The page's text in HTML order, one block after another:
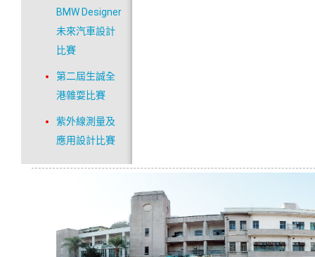
BMW Designer
未來汽車設計
比賽
第二屆生誠全
港雜耍比賽
紫外線測量及
應用設計比賽